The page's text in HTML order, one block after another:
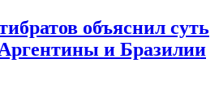
объяснил суть
и Бразилии